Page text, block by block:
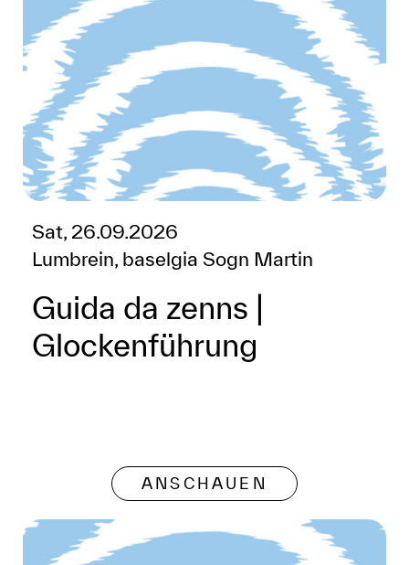
Sat, 26.09.2026
Lumbrein, baselgia Sogn Martin
Guida da zenns |
Glockenführung
ANSCHAUEN